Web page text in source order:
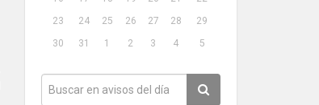
23
24 25 26 27 28
29
30
31 1 2 3 4 5